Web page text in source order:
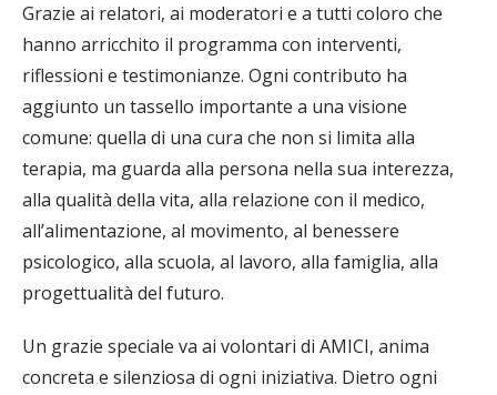
Grazie ai relatori, ai moderatori e a tutti coloro che
hanno arricchito il programma con interventi,
riflessioni e testimonianze. Ogni contributo ha
aggiunto un tassello importante a una visione
comune: quella di una cura che non si limita alla
terapia, ma guarda alla persona nella sua interezza,
alla qualità della vita, alla relazione con il medico,
all’alimentazione, al movimento, al benessere
psicologico, alla scuola, al lavoro, alla famiglia, alla
progettualità del futuro.
Un grazie speciale va ai volontari di AMICI, anima
concreta e silenziosa di ogni iniziativa. Dietro ogni